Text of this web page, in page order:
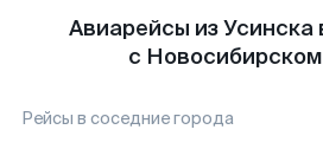
Авиарейсы из
с
Рейсы в соседние города